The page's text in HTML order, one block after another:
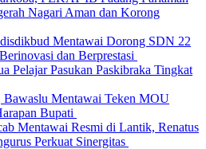
Nagari Aman dan Korong
Mentawai Dorong SDN 22
dan Berprestasi
Pelajar Pasukan Paskibraka Tingkat
Bawaslu Mentawai Teken MOU
Bupati
Mentawai Resmi di Lantik, Renatus
Perkuat Sinergitas